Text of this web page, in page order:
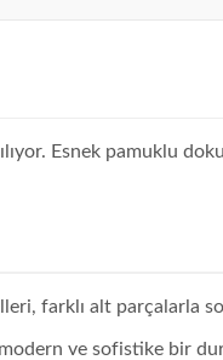
Esnek pamuklu
farklı alt parçalarla
ve sofistike bir